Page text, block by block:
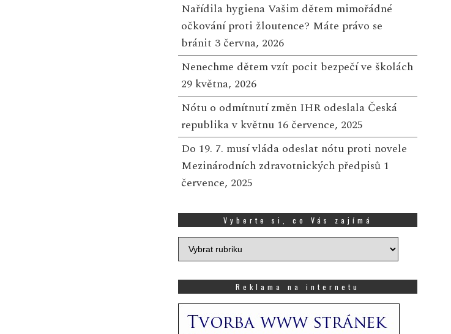
Nařídila hygiena Vašim dětem mimořádné
očkování proti žloutence? Máte právo se
bránit 3 června, 2026
Nenechme dětem vzít pocit bezpečí ve školách
29 května, 2026
Nótu o odmítnutí změn IHR odeslala Česká
republika v květnu 16 července, 2025
Do 19. 7. musí vláda odeslat nótu proti novele
Mezinárodních zdravotnických předpisů 1
července, 2025
Vyberte si, co Vás zajímá
Vyberte
si,
zajímá
Reklama na internetu